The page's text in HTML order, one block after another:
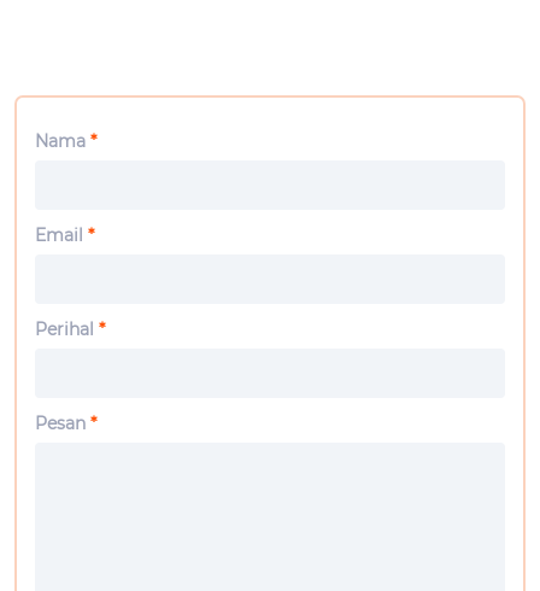
Nama *
Email *
Perihal *
Pesan *